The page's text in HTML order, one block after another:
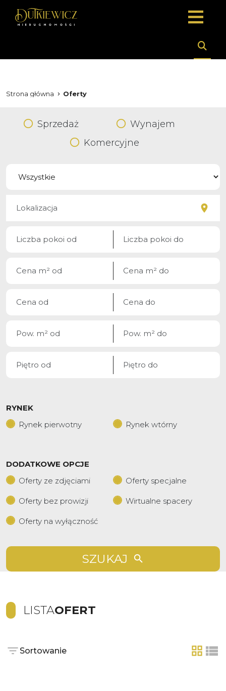
Strona główna Oferty
Sprzedaż
Wynajem
Komercyjne
RYNEK
Rynek pierwotny
Rynek wtórny
DODATKOWE OPCJE
Oferty ze zdjęciami
Oferty specjalne
Oferty bez prowizji Wirtualne spacery
Oferty na wyłączność
SZUKAJ
LISTAOFERT
Sortowanie
tabela